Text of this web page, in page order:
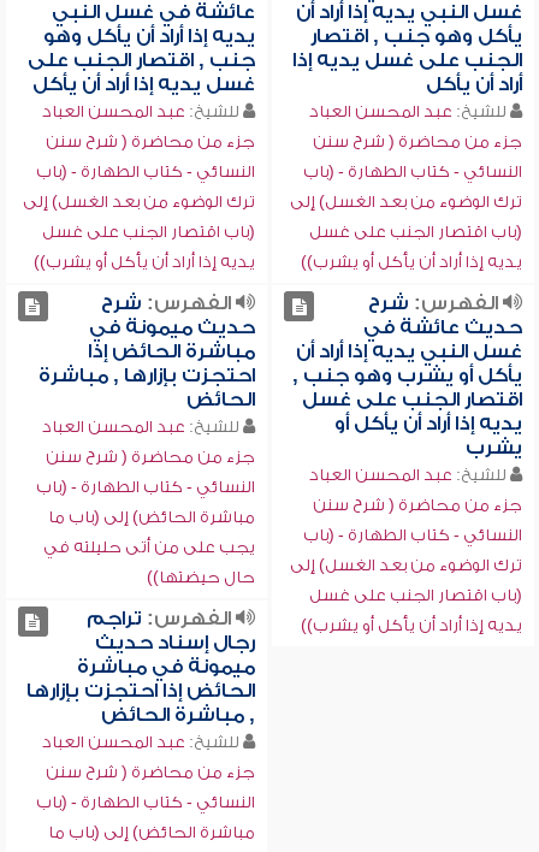
غسل النبي يديه إذا أراد أن
يأكل وهو جنب , اقتصار
الجنب على غسل يديه إذا
أراد أن يأكل
للشيخ: عبد المحسن العباد
جزء من محاضرة ( شرح سنن
النسائي - كتاب الطهارة - (باب
ترك الوضوء من بعد الغسل) إلى
(باب اقتصار الجنب على غسل
يديه إذا أراد أن يأكل أو يشرب))
عائشة في غسل النبي
يديه إذا أراد أن يأكل وهو
جنب , اقتصار الجنب على
غسل يديه إذا أراد أن يأكل
للشيخ: عبد المحسن العباد
جزء من محاضرة ( شرح سنن
النسائي - كتاب الطهارة - (باب
ترك الوضوء من بعد الغسل) إلى
(باب اقتصار الجنب على غسل
يديه إذا أراد أن يأكل أو يشرب))
الفهرس: شرح
حديث عائشة في
غسل النبي يديه إذا أراد أن
يأكل أو يشرب وهو جنب ,
اقتصار الجنب على غسل
يديه إذا أراد أن يأكل أو
يشرب
للشيخ: عبد المحسن العباد
جزء من محاضرة ( شرح سنن
النسائي - كتاب الطهارة - (باب
ترك الوضوء من بعد الغسل) إلى
(باب اقتصار الجنب على غسل
يديه إذا أراد أن يأكل أو يشرب))
الفهرس: شرح
حديث ميمونة في
مباشرة الحائض إذا
احتجزت بإزارها , مباشرة
الحائض
للشيخ: عبد المحسن العباد
جزء من محاضرة ( شرح سنن
النسائي - كتاب الطهارة - (باب
مباشرة الحائض) إلى (باب ما
يجب على من أتى حليلته في
حال حيضتها))
الفهرس: تراجم
رجال إسناد حديث
ميمونة في مباشرة
الحائض إذا احتجزت بإزارها
, مباشرة الحائض
للشيخ: عبد المحسن العباد
جزء من محاضرة ( شرح سنن
النسائي - كتاب الطهارة - (باب
مباشرة الحائض) إلى (باب ما